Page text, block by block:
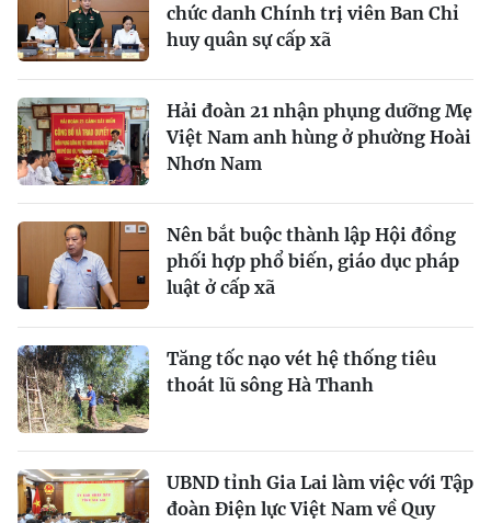
chức danh Chính trị viên Ban Chỉ
huy quân sự cấp xã
Hải đoàn 21 nhận phụng dưỡng Mẹ
Việt Nam anh hùng ở phường Hoài
Nhơn Nam
Nên bắt buộc thành lập Hội đồng
phối hợp phổ biến, giáo dục pháp
luật ở cấp xã
Tăng tốc nạo vét hệ thống tiêu
thoát lũ sông Hà Thanh
UBND tỉnh Gia Lai làm việc với Tập
đoàn Điện lực Việt Nam về Quy